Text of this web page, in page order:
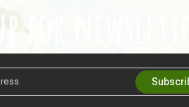
for newsletters